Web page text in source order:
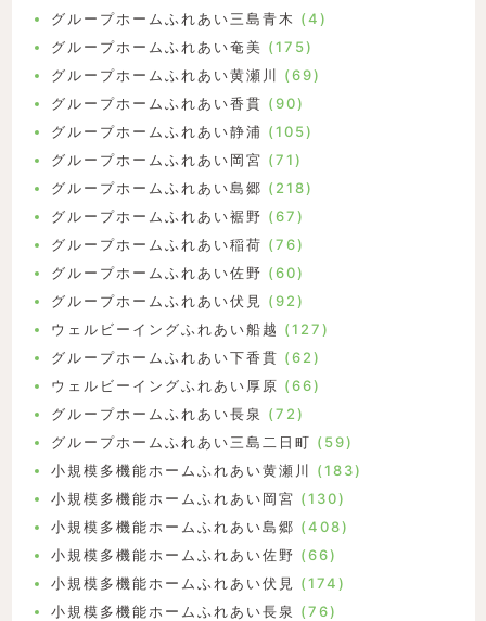
グループホームふれあい三島青木 (4)
グループホームふれあい奄美 (175)
グループホームふれあい黄瀬川
(69)
グループホームふれあい香貫 (90)
グループホームふれあい静浦 (105)
グループホームふれあい岡宮 (71)
グループホームふれあい島郷 (218)
グループホームふれあい裾野 (67)
グループホームふれあい稲荷 (76)
グループホームふれあい佐野 (60)
グループホームふれあい伏見
(92)
ウェルビーイングふれあい船越 (127)
グループホームふれあい下香貫 (62)
ウェルビーイングふれあい厚原 (66)
グループホームふれあい長泉 (72)
グループホームふれあい三島二日町 (59)
小規模多機能ホームふれあい黄瀬川
(183)
小規模多機能ホームふれあい岡宮 (130)
小規模多機能ホームふれあい島郷 (408)
小規模多機能ホームふれあい佐野 (66)
小規模多機能ホームふれあい伏見
(174)
小規模多機能ホームふれあい長泉 (76)